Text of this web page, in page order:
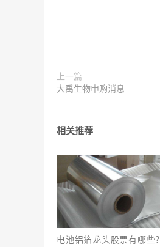
上一篇
大禹生物申购消息
相关推荐
电池铝箔龙头股票有哪些？